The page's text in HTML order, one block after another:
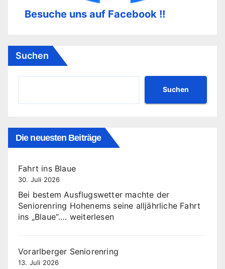
Besuche uns auf Facebook !!
Suchen
Suchen
Die neuesten Beiträge
Fahrt ins Blaue
30. Juli 2026
Bei bestem Ausflugswetter machte der
Seniorenring Hohenems seine alljährliche Fahrt
ins „Blaue“.… Fahrt
weiterlesen
Vorarlberger Seniorenring
13. Juli 2026